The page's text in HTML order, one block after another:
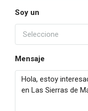
Soy un
Seleccione
Mensaje